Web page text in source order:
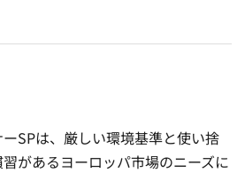
SPは、厳しい環境基準と使い捨
があるヨーロッパ市場のニーズに